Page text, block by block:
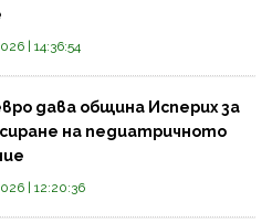
| 14:36:54
дава община Исперих за
на педиатричното
| 12:20:36